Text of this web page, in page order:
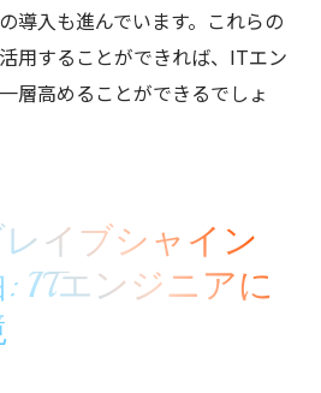
導入も進んでいます。これらの
用することができれば、ITエン
層高めることができるでしょ
イブシャイン
ITエンジニアに